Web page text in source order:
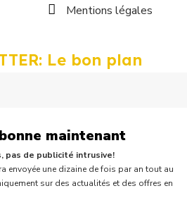
Mentions légales
Le bon plan
maintenant
pas de publicité intrusive!
envoyée une dizaine de fois par an tout au
sur des actualités et des offres en